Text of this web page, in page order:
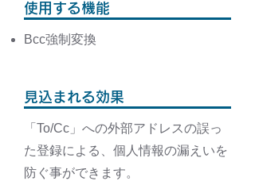
使用する機能
Bcc強制変換
見込まれる効果
「To/Cc」への外部アドレスの誤っ
た登録による、個人情報の漏えいを
防ぐ事ができます。